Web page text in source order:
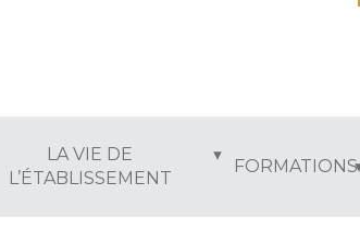
LA VIE DE
L’ÉTABLISSEMENT
FORMATIONS